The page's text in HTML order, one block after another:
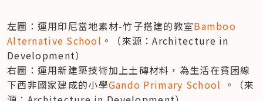
左圖：運用印尼當地素材-竹子搭建的教室Bamboo
Alternative School 。（來源：Architecture in
Development）
右圖：運用新建築技術加上土磚材料，為生活在貧困線
下西非國家建成的小學Gando Primary School 。（來